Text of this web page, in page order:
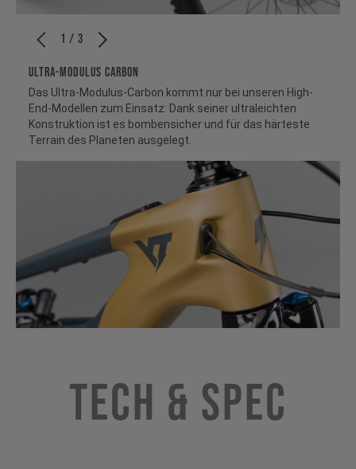
1 / 3
ULTRA-MODULUS CARBON
Das Ultra-Modulus-Carbon kommt nur bei unseren High-
End-Modellen zum Einsatz: Dank seiner ultraleichten
Konstruktion ist es bombensicher und für das härteste
Terrain des Planeten ausgelegt.
Tech & Spec